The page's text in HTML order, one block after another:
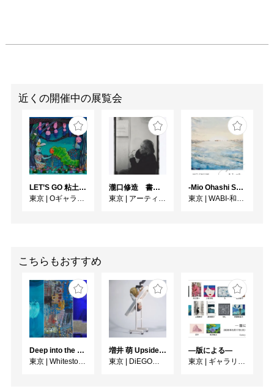
近くの開催中の展覧会
LET’S GO 粘土（クレイ）ジ−
東京
Oギャラリー
瀧口修造 書くことと描くこと
東京
アーティゾン美術館
-Mio Ohashi Solo Exhibition - 大橋 澪 作品展 -
東京
WABI-和・美-
こちらもおすすめ
Deep into the Blue―蒼の深層へ：木梨アイネ、名坂千吉郎、猪熊克芳
東京
Whitestone Gallery
増井 萌 Upside-Down
東京
DiEGO表参道
―版による―
東京
ギャラリー檜B・C